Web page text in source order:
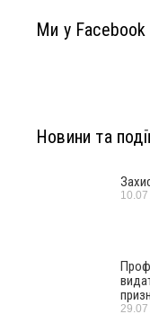
Ми у Facebook
Новини та події